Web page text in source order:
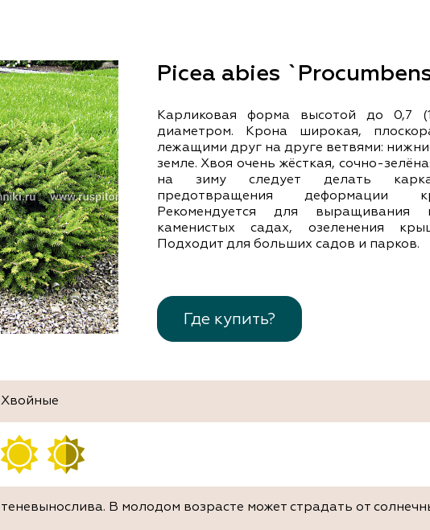
Региональные
представительстваPicea abies
Карликовая форма высотой до
диаметром. Крона широкая,
лежащими друг на друге ветвями:
земле. Хвоя очень жёсткая, сочно-
на зиму следует делать
предотвращения деформации
Рекомендуется для выращивания
каменистых садах, озеленения
Подходит для больших садов и парков.
Где купить?
Хвойные
теневынослива. В молодом возрасте может страдать от